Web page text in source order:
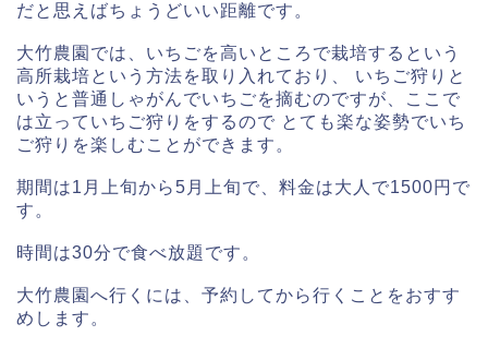
だと思えばちょうどいい距離です。
大竹農園では、いちごを高いところで栽培するという
高所栽培という方法を取り入れており、 いちご狩りと
いうと普通しゃがんでいちごを摘むのですが、ここで
は立っていちご狩りをするので とても楽な姿勢でいち
ご狩りを楽しむことができます。
期間は1月上旬から5月上旬で、料金は大人で1500円で
す。
時間は30分で食べ放題です。
大竹農園へ行くには、予約してから行くことをおすす
めします。